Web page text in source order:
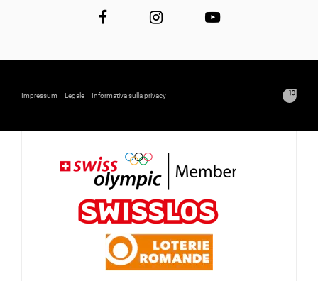
Impressum Legale Informativa sulla privacy